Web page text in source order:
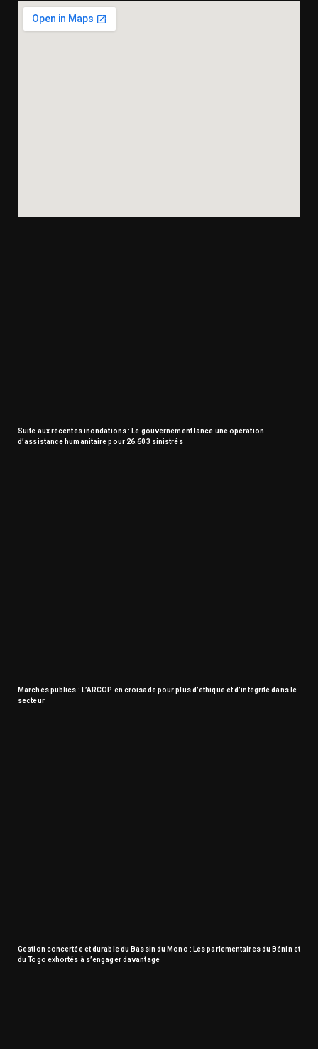
Suite aux récentes inondations : Le gouvernement lance une opération
d’assistance humanitaire pour 26.603 sinistrés
Marchés publics : L’ARCOP en croisade pour plus d’éthique et d’intégrité dans le
secteur
Gestion concertée et durable du Bassin du Mono : Les parlementaires du Bénin et
du Togo exhortés à s’engager davantage